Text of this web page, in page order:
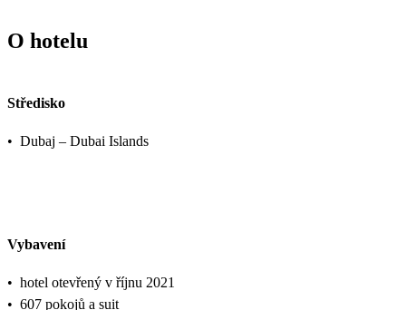
O hotelu
Středisko
• Dubaj – Dubai Islands
Vybavení
• hotel otevřený v říjnu 2021
• 607 pokojů a suit